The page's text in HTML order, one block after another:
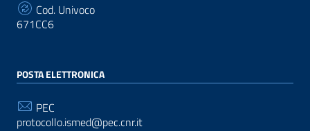
Cod. Univoco
671CC6
POSTA ELETTRONICA
PEC
protocollo.ismed@pec.cnr.it